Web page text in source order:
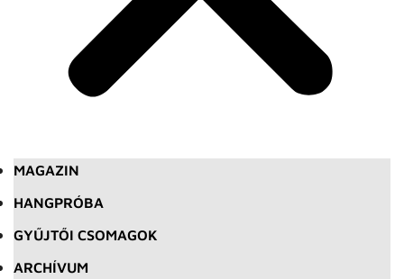
MAGAZIN
HANGPRÓBA
GYŰJTŐI CSOMAGOK
ARCHÍVUM